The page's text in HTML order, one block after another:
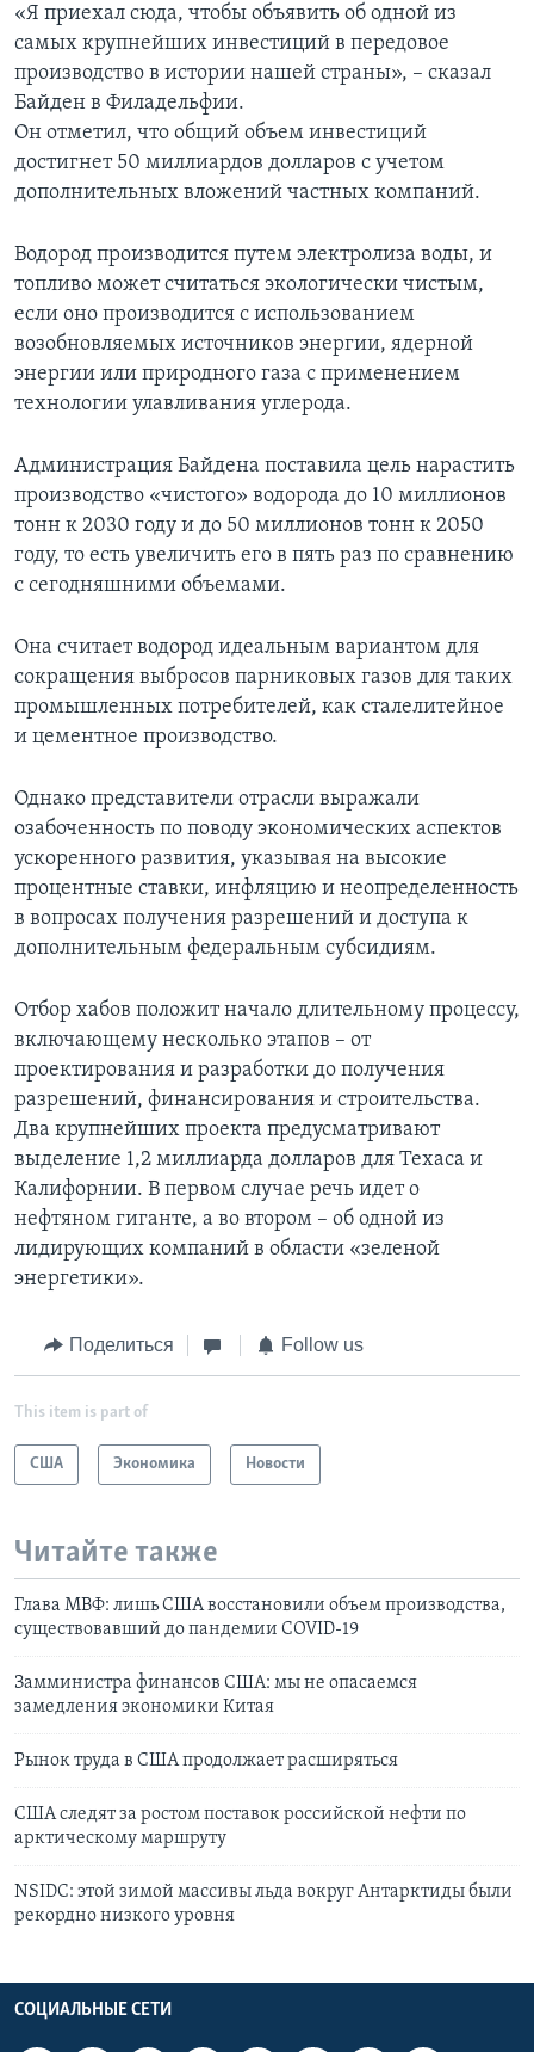
«Я приехал сюда, чтобы объявить об одной из
самых крупнейших инвестиций в передовое
производство в истории нашей страны», – сказал
Байден в Филадельфии.
Он отметил, что общий объем инвестиций
достигнет 50 миллиардов долларов с учетом
дополнительных вложений частных компаний.
Водород производится путем электролиза воды, и
топливо может считаться экологически чистым,
если оно производится с использованием
возобновляемых источников энергии, ядерной
энергии или природного газа с применением
технологии улавливания углерода.
Администрация Байдена поставила цель нарастить
производство «чистого» водорода до 10 миллионов
тонн к 2030 году и до 50 миллионов тонн к 2050
году, то есть увеличить его в пять раз по сравнению
с сегодняшними объемами.
Она считает водород идеальным вариантом для
сокращения выбросов парниковых газов для таких
промышленных потребителей, как сталелитейное
и цементное производство.
Однако представители отрасли выражали
озабоченность по поводу экономических аспектов
ускоренного развития, указывая на высокие
процентные ставки, инфляцию и неопределенность
в вопросах получения разрешений и доступа к
дополнительным федеральным субсидиям.
Отбор хабов положит начало длительному процессу,
включающему несколько этапов – от
проектирования и разработки до получения
разрешений, финансирования и строительства.
Два крупнейших проекта предусматривают
выделение 1,2 миллиарда долларов для Техаса и
Калифорнии. В первом случае речь идет о
нефтяном гиганте, а во втором – об одной из
лидирующих компаний в области «зеленой
энергетики».
Поделиться Follow us
This item is part of
США Экономика Новости
Читайте также
Глава МВФ: лишь США восстановили объем производства,
существовавший до пандемии COVID-19
Замминистра финансов CША: мы не опасаемся
замедления экономики Китая
Рынок труда в США продолжает расширяться
США следят за ростом поставок российской нефти по
арктическому маршруту
NSIDC: этой зимой массивы льда вокруг Антарктиды были
рекордно низкого уровня
СОЦИАЛЬНЫЕ СЕТИ